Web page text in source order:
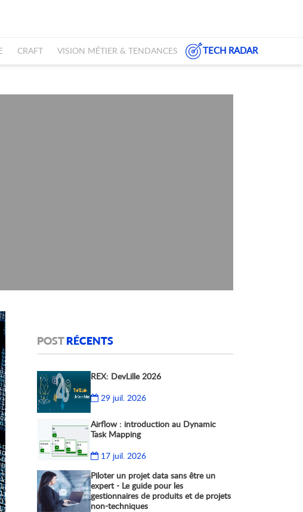
CRAFT VISION MÉTIER & TENDANCES TECH RADAR
POSTRÉCENTS
REX: DevLille 2026
29 juil. 2026
Airflow : introduction au Dynamic
Task Mapping
17 juil. 2026
Piloter un projet data sans être un
expert - Le guide pour les
gestionnaires de produits et de projets
non-techniques